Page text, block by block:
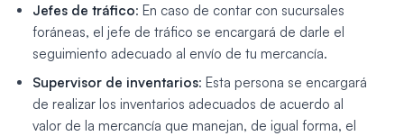
Jefes de tráfico: En caso de contar con sucursales
foráneas, el jefe de tráfico se encargará de darle el
seguimiento adecuado al envío de tu mercancía.
Supervisor de inventarios: Esta persona se encargará
de realizar los inventarios adecuados de acuerdo al
valor de la mercancía que manejan, de igual forma, el